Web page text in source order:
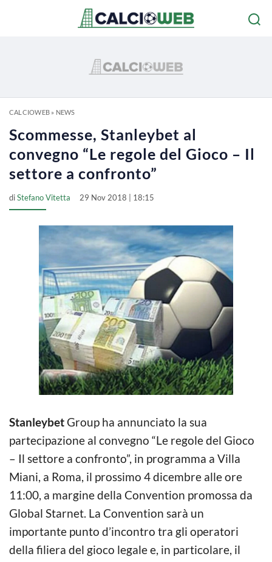
CALCIOWEB» NEWS
Scommesse, Stanleybet al
convegno “Le regole del Gioco – Il
settore a confronto”
diStefano Vitetta 29 Nov 2018 | 18:15
Stanleybet Group ha annunciato la sua
partecipazione al convegno “Le regole del Gioco
– Il settore a confronto”, in programma a Villa
Miani, a Roma, il prossimo 4 dicembre alle ore
11:00, a margine della Convention promossa da
Global Starnet. La Convention sarà un
importante punto d’incontro tra gli operatori
della filiera del gioco legale e, in particolare, il